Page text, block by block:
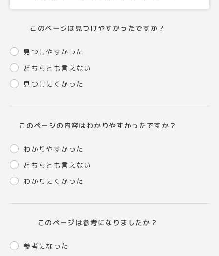
このページは見つけやすかったですか？
見つけやすかった
どちらとも言えない
見つけにくかった
このページの内容はわかりやすかったですか？
わかりやすかった
どちらとも言えない
わかりにくかった
このページは参考になりましたか？
参考になった